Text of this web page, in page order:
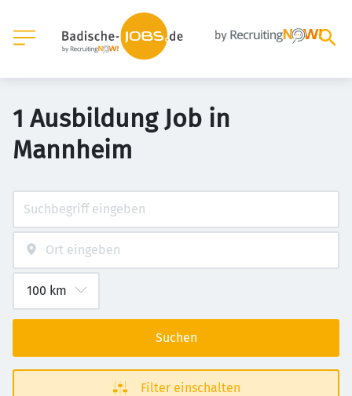
1 Ausbildung Job in
Mannheim
Suchen
Filter einschalten